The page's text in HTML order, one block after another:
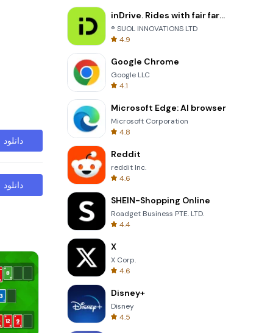
دانلود
دانلود
inDrive. Rides with fair fares
® SUOL INNOVATIONS LTD
4.9
Google Chrome
Google LLC
4.1
Microsoft Edge: AI browser
Microsoft Corporation
4.8
Reddit
reddit Inc.
4.6
SHEIN-Shopping Online
Roadget Business PTE. LTD.
4.4
X
X Corp.
4.6
Disney+
Disney
4.5